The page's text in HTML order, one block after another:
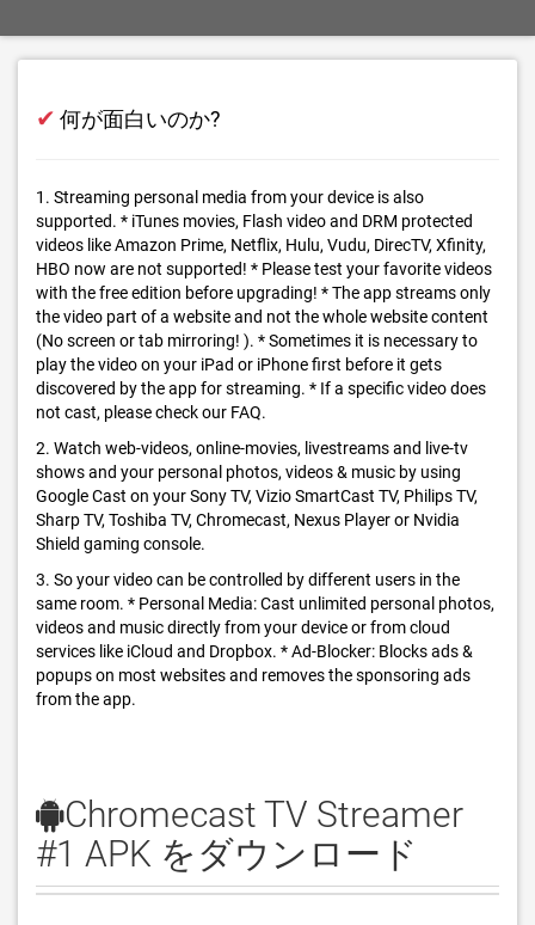
✔ 何が面白いのか?
1. Streaming personal media from your device is also
supported. * iTunes movies, Flash video and DRM protected
videos like Amazon Prime, Netflix, Hulu, Vudu, DirecTV, Xfinity,
HBO now are not supported! * Please test your favorite videos
with the free edition before upgrading! * The app streams only
the video part of a website and not the whole website content
(No screen or tab mirroring! ). * Sometimes it is necessary to
play the video on your iPad or iPhone first before it gets
discovered by the app for streaming. * If a specific video does
not cast, please check our FAQ.
2. Watch web-videos, online-movies, livestreams and live-tv
shows and your personal photos, videos & music by using
Google Cast on your Sony TV, Vizio SmartCast TV, Philips TV,
Sharp TV, Toshiba TV, Chromecast, Nexus Player or Nvidia
Shield gaming console.
3. So your video can be controlled by different users in the
same room. * Personal Media: Cast unlimited personal photos,
videos and music directly from your device or from cloud
services like iCloud and Dropbox. * Ad-Blocker: Blocks ads &
popups on most websites and removes the sponsoring ads
from the app.
Chromecast TV Streamer
#1 APK をダウンロード